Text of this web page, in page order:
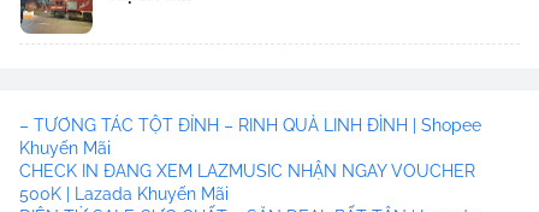
– TƯƠNG TÁC TỘT ĐỈNH – RINH QUÀ LINH ĐÌNH | Shopee
Khuyến Mãi
CHECK IN ĐANG XEM LAZMUSIC NHẬN NGAY VOUCHER
500K | Lazada Khuyến Mãi